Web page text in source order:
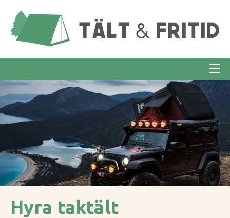
Hyra taktält